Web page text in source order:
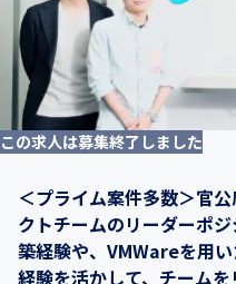
この求人は募集終了しました
＜プライム案件多数＞官
クトチームのリーダーポ
築経験や、VMWareを用
経験を活かして、チーム